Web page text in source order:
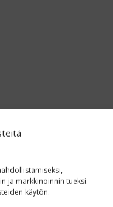
ja markkinoinnin tueksi.
käytön.